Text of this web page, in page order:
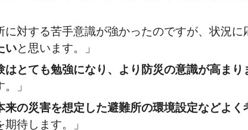
に対する苦手意識が強かったのですが、状況に
いと思います。」
はとても勉強になり、より防災の意識が高まり
」
来の災害を想定した避難所の環境設定などよ
待します。」